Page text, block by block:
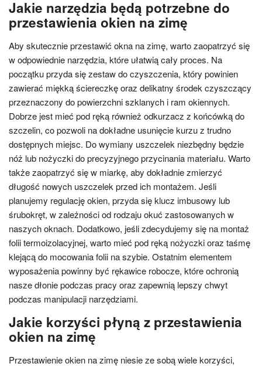
Jakie narzędzia będą potrzebne do
przestawienia okien na zimę
Aby skutecznie przestawić okna na zimę, warto zaopatrzyć się
w odpowiednie narzędzia, które ułatwią cały proces. Na
początku przyda się zestaw do czyszczenia, który powinien
zawierać miękką ściereczkę oraz delikatny środek czyszczący
przeznaczony do powierzchni szklanych i ram okiennych.
Dobrze jest mieć pod ręką również odkurzacz z końcówką do
szczelin, co pozwoli na dokładne usunięcie kurzu z trudno
dostępnych miejsc. Do wymiany uszczelek niezbędny będzie
nóż lub nożyczki do precyzyjnego przycinania materiału. Warto
także zaopatrzyć się w miarkę, aby dokładnie zmierzyć
długość nowych uszczelek przed ich montażem. Jeśli
planujemy regulację okien, przyda się klucz imbusowy lub
śrubokręt, w zależności od rodzaju okuć zastosowanych w
naszych oknach. Dodatkowo, jeśli zdecydujemy się na montaż
folii termoizolacyjnej, warto mieć pod ręką nożyczki oraz taśmę
klejącą do mocowania folii na szybie. Ostatnim elementem
wyposażenia powinny być rękawice robocze, które ochronią
nasze dłonie podczas pracy oraz zapewnią lepszy chwyt
podczas manipulacji narzędziami.
Jakie korzyści płyną z przestawienia
okien na zimę
Przestawienie okien na zimę niesie ze sobą wiele korzyści,